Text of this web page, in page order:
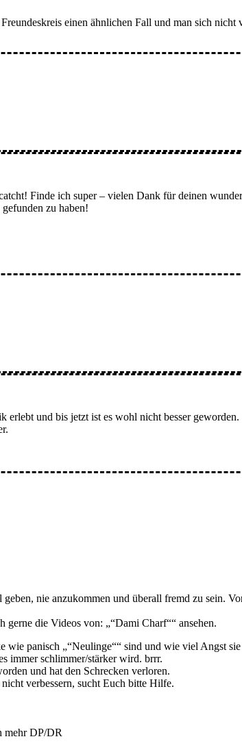
einen ähnlichen Fall und man sich
Finde ich super – vielen Dank für deinen
zu haben!
und bis jetzt ist es wohl nicht besser
nie anzukommen und überall fremd zu sein.
die Videos von: „“Dami Charf““ ansehen.
panisch „“Neulinge““ sind und wie viel Angst sie
immer schlimmer/stärker wird. brrr.
und hat den Schrecken verloren.
verbessern, sucht Euch bitte Hilfe.
mehr DP/DR